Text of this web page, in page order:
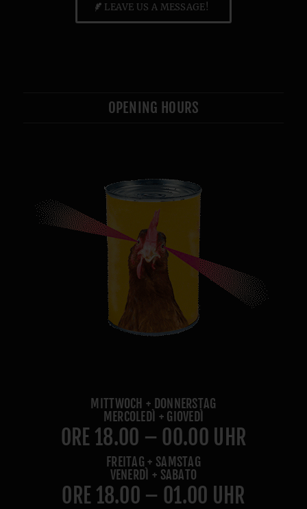
LEAVE US A MESSAGE!
OPENING HOURS
MITTWOCH + DONNERSTAG
MERCOLEDÌ + GIOVEDÌ
ORE 18.00 – 00.00 UHR
FREITAG + SAMSTAG
VENERDÌ + SABATO
ORE 18.00 – 01.00 UHR